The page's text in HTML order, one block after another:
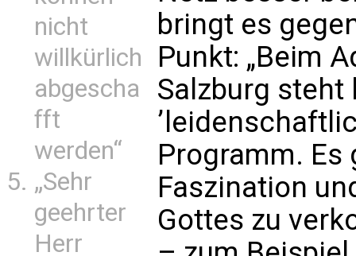
nicht
willkürlich
abgescha
fft
werden“
„Sehr
geehrter
Herr
bringt es
Punkt: „Beim
Salzburg steht
Programm. Es
Faszination
Gottes zu